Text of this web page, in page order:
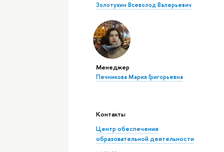
Золотухин Всеволод Валерьевич
Менеджер
Печникова Мария Григорьевна
Контакты
Центр обеспечения
образовательной деятельности